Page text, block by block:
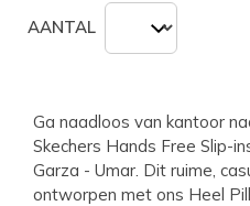
AANTAL
Ga naadloos van kantoor
Skechers Hands Free Slip-
Garza - Umar. Dit ruime,
ontworpen met ons Heel